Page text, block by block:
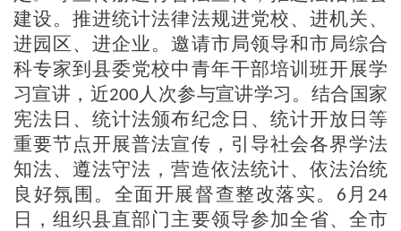
建设。推进统计法律法规进党校、进机关、
进园区、进企业。邀请市局领导和市局综合
科专家到县委党校中青年干部培训班开展学
习宣讲，近200 人次参与宣讲学习。结合国家
宪法日、统计法颁布纪念日、统计开放日等
重要节点开展普法宣传，引导社会各界学法
知法、遵法守法，营造依法统计、 依法治统
良好氛围。 全面开展督查整改落实。 6 月 24
日，组织县直部门主要领导参加全省、全市